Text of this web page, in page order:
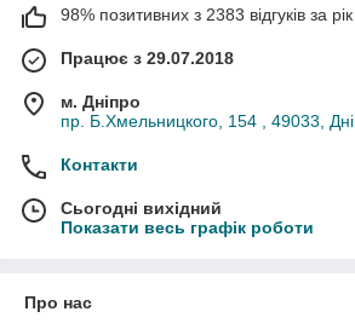
98% позитивних з 2383 відгуків за рік
Працює з 29.07.2018
м. Дніпро
пр. Б.Хмельницкого, 154 , 49033,
Контакти
Сьогодні вихідний
Показати весь графік роботи
Про нас